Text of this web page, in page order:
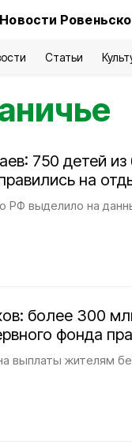
Новости
Статьи
750 детей из
на
РФ выделило на
более 300
фонда
выплаты жителям